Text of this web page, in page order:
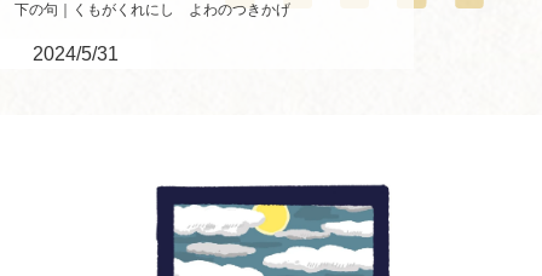
下の句｜くもがくれにし よわのつきかげ
2024/5/31